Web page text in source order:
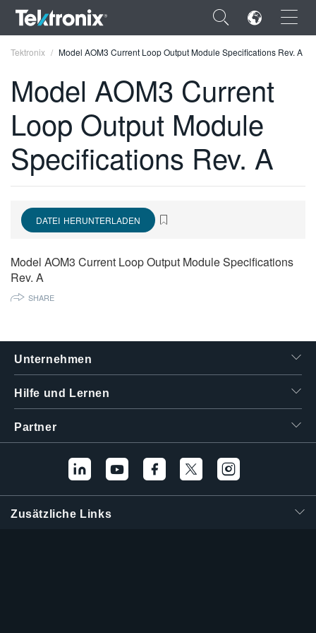
×
ENGLISH
FRANÇAIS
VIỆT NAM
한국어
Tektronix Model AOM3 Current Loop Output Module Specifications Rev. A
Model AOM3 Current
Loop Output Module
Specifications Rev. A
DATEI HERUNTERLADEN
Model AOM3 Current Loop Output Module Specifications
Rev. A
SHARE
Unternehmen
Hilfe und Lernen
Partner
Zusätzliche Links